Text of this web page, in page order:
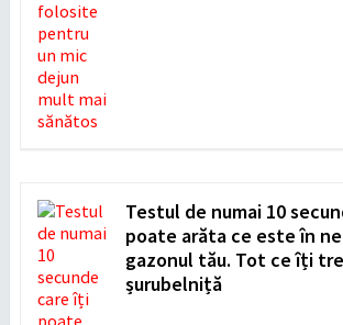
Testul de numai 10
poate arăta ce este în
gazonul tău. Tot ce îți
șurubelniță